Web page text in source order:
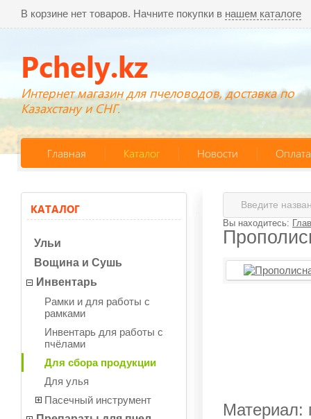
В корзине нет товаров. Начните покупки в нашем каталоге
Pchely.kz
Интернет магазин для пчеловодов, доставка по
Казахстану и СНГ.
Главная Каталог Новости
КАТАЛОГ
Ульи
Вощина и Сушь
Инвентарь
Рамки и для работы с
рамками
Инвентарь для работы с
пчёлами
Для сбора продукции
Для улья
Пасечный инструмент
Вы находитесь:
Материал: